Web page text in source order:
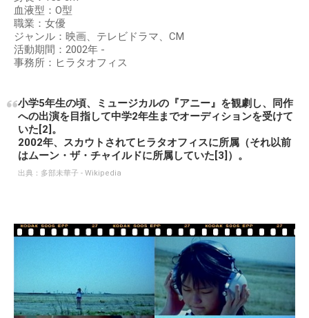
血液型：O型
職業：女優
ジャンル：映画、テレビドラマ、CM
活動期間：2002年 -
事務所：ヒラタオフィス
小学5年生の頃、ミュージカルの『アニー』を観劇し、同作
への出演を目指して中学2年生までオーディションを受けて
いた[2]。
2002年、スカウトされてヒラタオフィスに所属（それ以前
はムーン・ザ・チャイルドに所属していた[3]）。
出典： 多部未華子 - Wikipedia